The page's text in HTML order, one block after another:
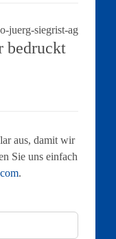
bedruckt
aus, damit wir
Sie uns einfach
.